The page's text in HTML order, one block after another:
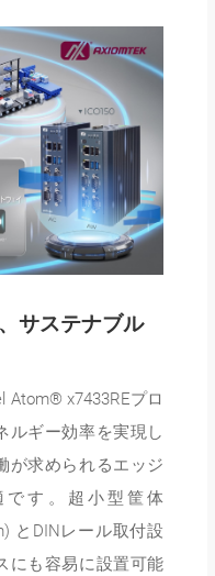
サステナブル
Atom® x7433REプロ
ルギー効率を実現し
が求められるエッジ
す。超小型筐体
とDINレール取付設
にも容易に設置可能